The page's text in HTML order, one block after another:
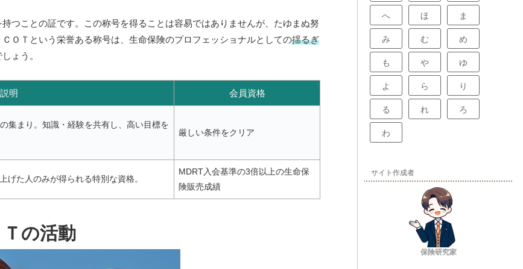
つことの証です。この称号を得ることは容易ではありませんが、たゆまぬ努
ＯＴという栄誉ある称号は、生命保険のプロフェッショナルとしての揺るぎ
ょう。
説明 会員資格
集まり。知識・経験を共有し、高い目標を
厳しい条件をクリア
げた人のみが得られる特別な資格。
MDRT入会基準の3倍以上の生命保
険販売成績
Ｔの活動
へ ほ ま
み む め
も や ゆ
よ ら り
る れ ろ
わ
サイト作成者
保険研究家